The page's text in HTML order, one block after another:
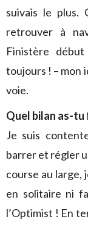
suivais le plus.
retrouver à
Finistère
toujours ! – mon
voie.
Quel bilan as-tu
Je suis
barrer et régler
course au large,
en solitaire ni
l’Optimist ! En